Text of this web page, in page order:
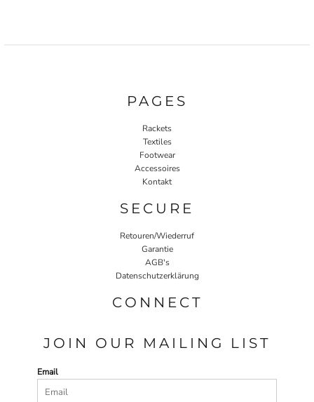
PAGES
Rackets
Textiles
Footwear
Accessoires
Kontakt
SECURE
Retouren/Wiederruf
Garantie
AGB's
Datenschutzerklärung
CONNECT
JOIN OUR MAILING LIST
Email